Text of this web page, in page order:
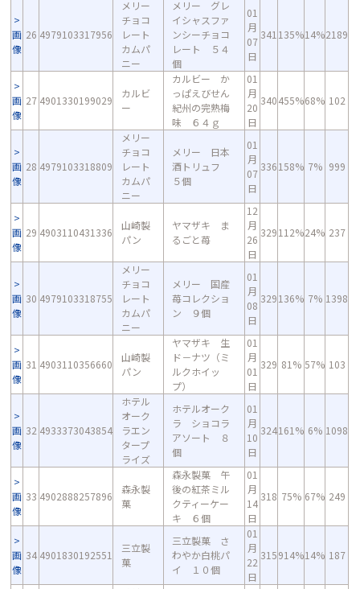
画
像
26 4979103317956
メリー
チョコ
レート
カムパ
ニー
メリー グレ
イシャスファ
ンシーチョコ
レート ５４
個
01
月
07
日
341 135%14%2189
画
像
27 4901330199029
カルビ
ー
カルビー か
っぱえびせん
紀州の完熟梅
味 ６４ｇ
01
月
20
日
340455%68% 102
画
像
28 4979103318809
メリー
チョコ
レート
カムパ
ニー
メリー 日本
酒トリュフ
５個
01
月
07
日
336158% 7% 999
画
像
29 4903110431336
山崎製
パン
ヤマザキ ま
るごと苺
12
月
26
日
329112%24% 237
画
像
30 4979103318755
メリー
チョコ
レート
カムパ
ニー
メリー 国産
苺コレクショ
ン ９個
01
月
08
日
329136% 7% 1398
画
像
31 4903110356660
山崎製
パン
ヤマザキ 生
ド－ナツ（ミ
ルクホイッ
プ）
01
月
01
日
329 81% 57% 103
画
像
32 4933373043854
ホテル
オーク
ラエン
タープ
ライズ
ホテルオーク
ラ ショコラ
アソート ８
個
01
月
10
日
324161% 6% 1098
画
像
33 4902888257896
森永製
菓
森永製菓 午
後の紅茶ミル
クティーケー
キ ６個
01
月
14
日
318 75% 67% 249
画
像
34 4901830192551
三立製
菓
三立製菓 さ
わやか白桃パ
イ １０個
01
月
22
日
315914%14% 187